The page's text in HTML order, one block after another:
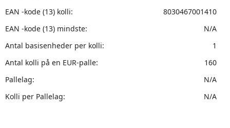
EAN -kode (13) kolli:
8030467001410
EAN -kode (13) mindste:
N/A
Antal basisenheder per kolli:
1
Antal kolli på en EUR-palle:
160
Pallelag:
N/A
Kolli per Pallelag:
N/A